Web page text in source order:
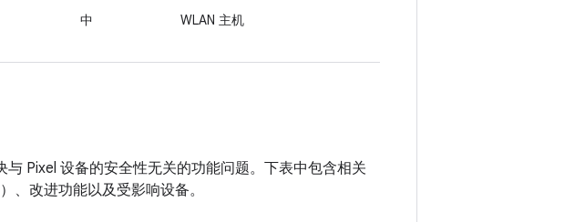
中 WLAN 主机
Pixel 设备的安全性无关的功能问题。下表中包含相关
、改进功能以及受影响设备。